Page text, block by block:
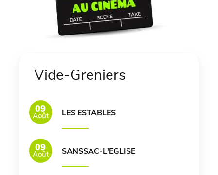
Vide-Greniers
09
Août LES ESTABLES
09
Août SANSSAC-L'EGLISE